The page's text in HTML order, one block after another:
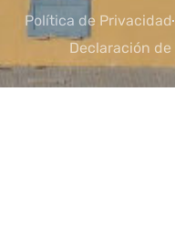
Política de Privacidad
Declaración